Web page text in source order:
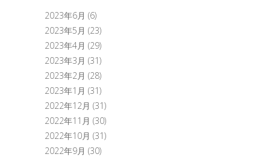
2023年6月 (6)
2023年5月 (23)
2023年4月 (29)
2023年3月 (31)
2023年2月 (28)
2023年1月 (31)
2022年12月 (31)
2022年11月 (30)
2022年10月 (31)
2022年9月 (30)